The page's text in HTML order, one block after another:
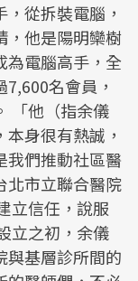
從拆裝電腦，
，他是陽明欒樹
為電腦高手，全
名會員，
「他（指余儀
身很有熱誠，
我們推動社區醫
北市立聯合醫院
立信任，說服
立之初，余儀
與基層診所間的